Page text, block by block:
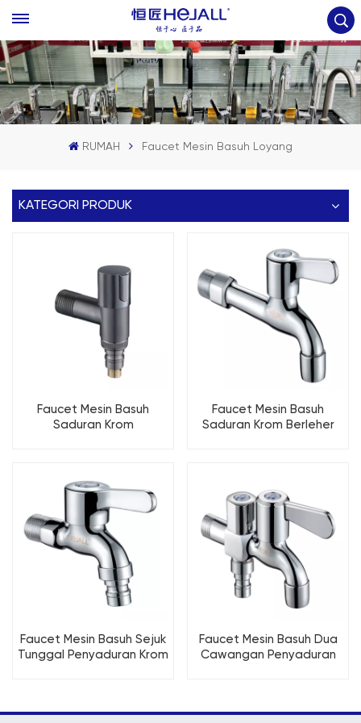
RUMAH Faucet Mesin Basuh Loyang
KATEGORI PRODUK
Faucet Mesin Basuh
Saduran Krom
Faucet Mesin Basuh
Saduran Krom Berleher
Faucet Mesin Basuh Sejuk
Tunggal Penyaduran Krom
Faucet Mesin Basuh Dua
Cawangan Penyaduran